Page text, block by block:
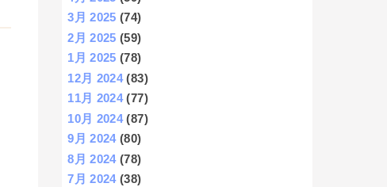
3月 2025 (74)
2月 2025 (59)
1月 2025 (78)
12月 2024(83)
11月 2024(77)
10月 2024(87)
9月 2024(80)
8月 2024(78)
7月 2024(38)